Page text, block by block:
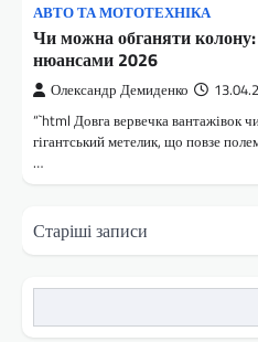
АВТО ТА МОТОТЕХНІКА
Чи можна обганяти
нюансами 2026
Олександр Демиденко
“`html Довга вервечка вантажівок
гігантський метелик, що повзе
…
Навігація
за
записами
Старіші записи